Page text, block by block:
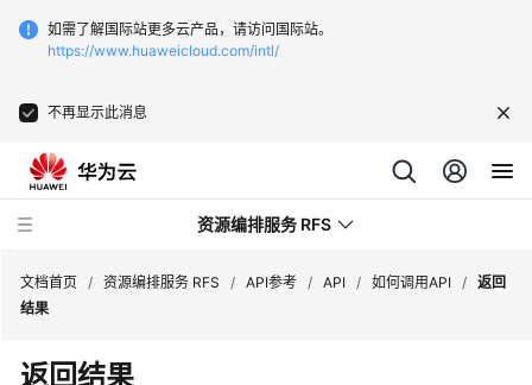
如需了解国际站更多云产品，请访问国际站。
https://www.huaweicloud.com/intl/
不再显示此消息
资源编排服务 RFS
最
文档首页 / 资源编排服务 RFS / API参考 / API / 如何调用API / 返回
结果
返回结果